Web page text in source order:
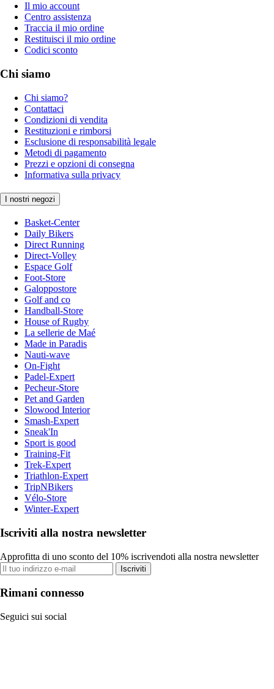
Il mio account
Centro assistenza
Traccia il mio ordine
Restituisci il mio ordine
Codici sconto
Chi siamo
Chi siamo?
Contattaci
Condizioni di vendita
Restituzioni e rimborsi
Esclusione di responsabilità legale
Metodi di pagamento
Prezzi e opzioni di consegna
Informativa sulla privacy
I nostri negozi
Basket-Center
Daily Bikers
Direct Running
Direct-Volley
Espace Golf
Foot-Store
Galoppostore
Golf and co
Handball-Store
House of Rugby
La sellerie de Maé
Made in Paradis
Nauti-wave
On-Fight
Padel-Expert
Pecheur-Store
Pet and Garden
Slowood Interior
Smash-Expert
Sneak'In
Sport is good
Training-Fit
Trek-Expert
Triathlon-Expert
TripNBikers
Vélo-Store
Winter-Expert
Iscriviti alla nostra newsletter
Approfitta di uno sconto del 10% iscrivendoti alla nostra newsletter
Iscriviti
Rimani connesso
Seguici sui social